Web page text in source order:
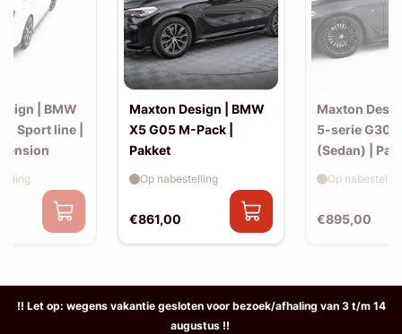
| BMW
Sport line |
Maxton Design | BMW
X5 G05 M-Pack |
Pakket
€861,00
Op nabestelling
Maxton
5-serie G30
(Sedan) |
€895,00
Op
!! Let op: wegens vakantie gesloten voor bezoek/afhaling van 3 t/m 14
augustus !!